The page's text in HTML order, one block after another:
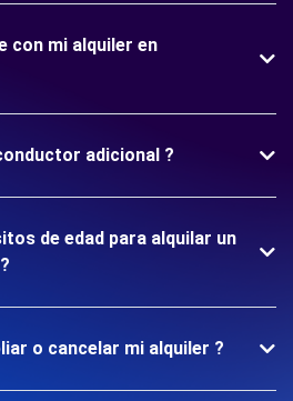
con mi alquiler en
adicional ?
de edad para alquilar un
o cancelar mi alquiler ?